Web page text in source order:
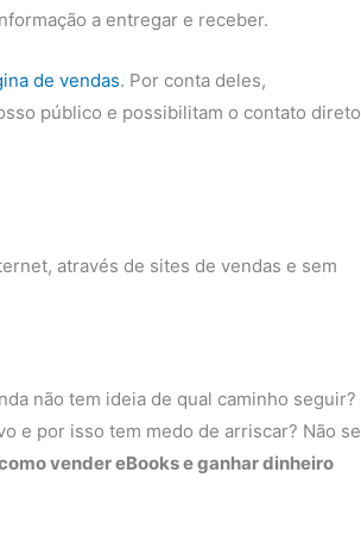
a entregar e receber.
de vendas. Por conta deles,
público e possibilitam o contato direto
através de sites de vendas e sem
não tem ideia de qual caminho seguir?
e por isso tem medo de arriscar? Não se
vender eBooks e ganhar dinheiro